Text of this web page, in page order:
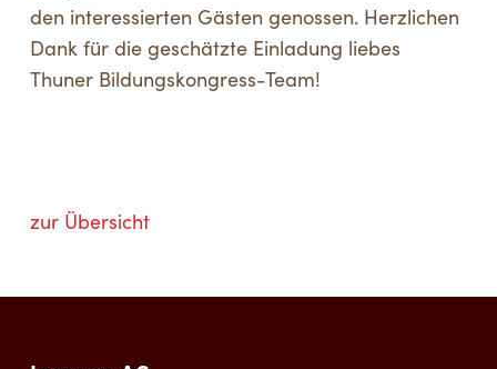
den interessierten Gästen genossen. Herzlichen
Dank für die geschätzte Einladung liebes
Thuner Bildungskongress-Team!
zur Übersicht